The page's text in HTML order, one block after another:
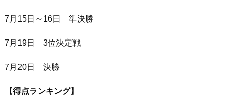
7月15日～16日 準決勝
7月19日 3位決定戦
7月20日 決勝
【得点ランキング】